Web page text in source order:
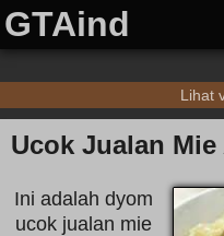
GTAind
Lihat
Ucok Jualan Mie
Ini adalah dyom
ucok jualan mie